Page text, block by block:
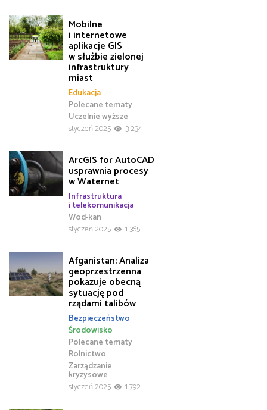
Mobilne
i internetowe
aplikacje GIS
w służbie zielonej
infrastruktury
miast
Edukacja
Polecane tematy
Uczelnie wyższe
styczeń 2025
3 234
ArcGIS for AutoCAD
usprawnia procesy
w Waternet
Infrastruktura
i telekomunikacja
Wod-kan
styczeń 2025
1 365
Afganistan: Analiza
geoprzestrzenna
pokazuje obecną
sytuację pod
rządami talibów
Bezpieczeństwo
Polecane tematy
Rolnictwo
Środowisko
Zarządzanie
kryzysowe
styczeń 2025
1 792